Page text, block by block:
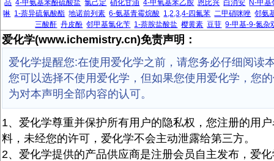
品 4-甲氨基苯酚硫酸盐 氯己定 硝化甘油 4-甲氧基苯乙胺 恩比兴 白消安 N-甲
啉 1-萘异硫氰酸酯 地诺前列素 6-氨基青霉烷酸 1,2,3,4-四氟苯 二甲硝咪唑 邻氨
三酸酐 丹皮酚 邻甲基氯化苄 1-萘胺盐酸盐 樱黄素 豆苷 9-甲基-9-氮杂
爱化学(www.ichemistry.cn)免责声明：
爱化学提醒您:在使用爱化学之前，请您务必仔细阅读
您可以选择不使用爱化学，但如果您使用爱化学，您
为对本声明全部内容的认可。
1、爱化学尊重并保护所有用户的隐私权，您注册的用
料，未经您的许可，爱化学不会主动泄露给第三方。
2、爱化学提供的产品供应商是注册会员自主发布，爱